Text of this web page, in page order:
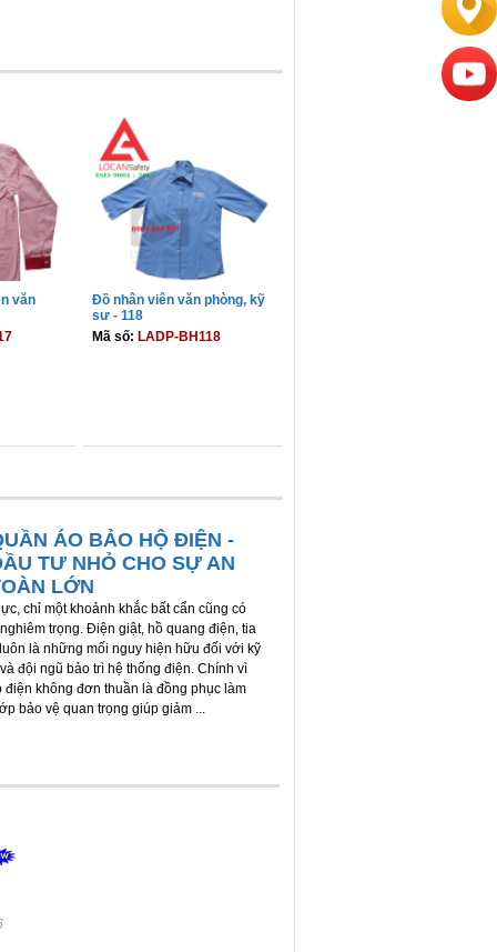
văn
Đồ nhân viên văn phòng, kỹ
sư - 118
Mã số: LADP-BH118
ÁO BẢO HỘ ĐIỆN -
TƯ NHỎ CHO SỰ AN
LỚN
chỉ một khoảnh khắc bất cẩn cũng có
trọng. Điện giật, hồ quang điện, tia
là những mối nguy hiện hữu đối với kỹ
đội ngũ bảo trì hệ thống điện. Chính vì
điện không đơn thuần là đồng phục làm
bảo vệ quan trọng giúp giảm ...